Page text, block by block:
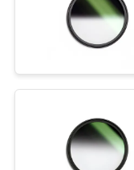
SITEMAP
POLICY